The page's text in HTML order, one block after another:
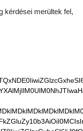
kérdései merültek fel,